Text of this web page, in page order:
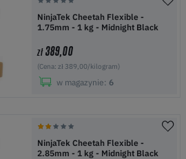
NinjaTek Cheetah Flexible -
1.75mm - 1 kg - Midnight Black
zł389,00
(Cena: zł 389,00/kilogram)
w magazynie: 6
NinjaTek Cheetah Flexible -
2.85mm - 1 kg - Midnight Black